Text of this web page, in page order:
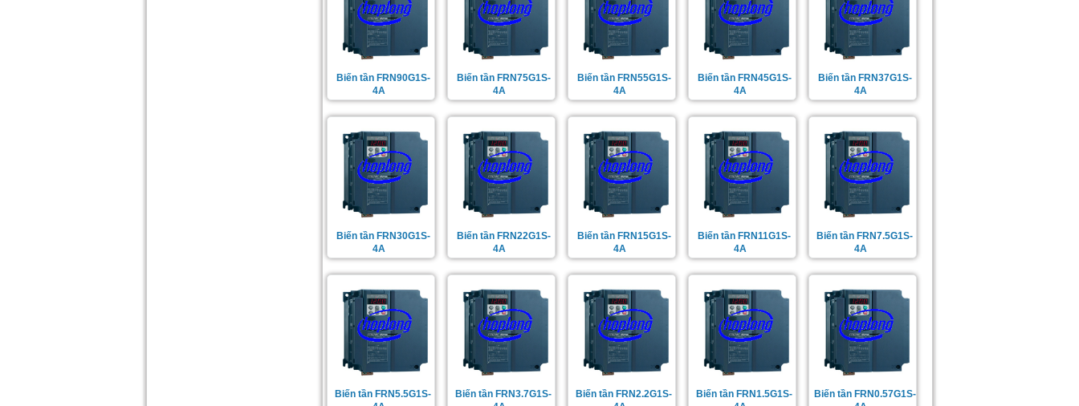
Biến tần FRN90G1S-
4A
Biến tần FRN75G1S-
4A
Biến tần FRN55G1S-
4A
Biến tần FRN45G1S-
4A
Biến tần FRN37G1S-
4A
Biến tần FRN30G1S-
4A
Biến tần FRN22G1S-
4A
Biến tần FRN15G1S-
4A
Biến tần FRN11G1S-
4A
Biến tần FRN7.5G1S-
4A
Biến tần FRN5.5G1S-
Biến tần FRN3.7G1S-
Biến tần FRN2.2G1S-
Biến tần FRN1.5G1S-
Biến tần FRN0.57G1S-